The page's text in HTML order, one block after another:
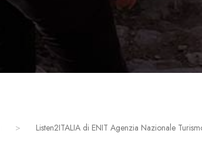
> Listen2ITALIA di ENIT Agenzia Nazionale